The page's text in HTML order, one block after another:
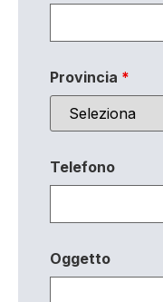
Provincia *
Telefono
Oggetto